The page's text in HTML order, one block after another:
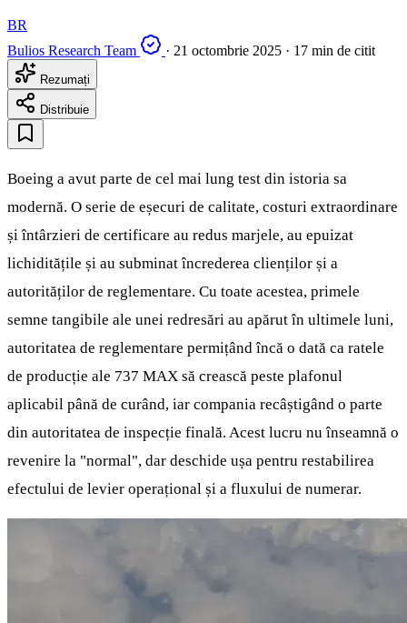
BR
Bulios Research Team
· 21 octombrie 2025 · 17 min de citit
Rezumați
Distribuie
Boeing a avut parte de cel mai lung test din istoria sa
modernă. O serie de eșecuri de calitate, costuri extraordinare
și întârzieri de certificare au redus marjele, au epuizat
lichiditățile și au subminat încrederea clienților și a
autorităților de reglementare. Cu toate acestea, primele
semne tangibile ale unei redresări au apărut în ultimele luni,
autoritatea de reglementare permițând încă o dată ca ratele
de producție ale 737 MAX să crească peste plafonul
aplicabil până de curând, iar compania recâștigând o parte
din autoritatea de inspecție finală. Acest lucru nu înseamnă o
revenire la "normal", dar deschide ușa pentru restabilirea
efectului de levier operațional și a fluxului de numerar.